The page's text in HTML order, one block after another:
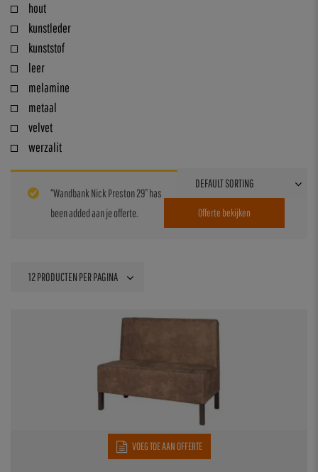
hout
kunstleder
kunststof
leer
melamine
metaal
velvet
werzalit
Offerte bekijken
“Wandbank Nick Preston 29” has
been added aan je offerte.
VOEG TOE AAN OFFERTE